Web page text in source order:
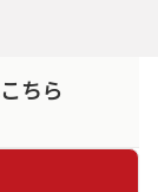
ちら